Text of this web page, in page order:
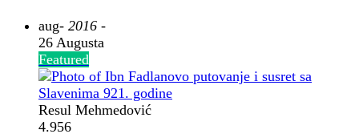
aug- 2016 -
26 Augusta
Featured
Resul Mehmedović
4.956